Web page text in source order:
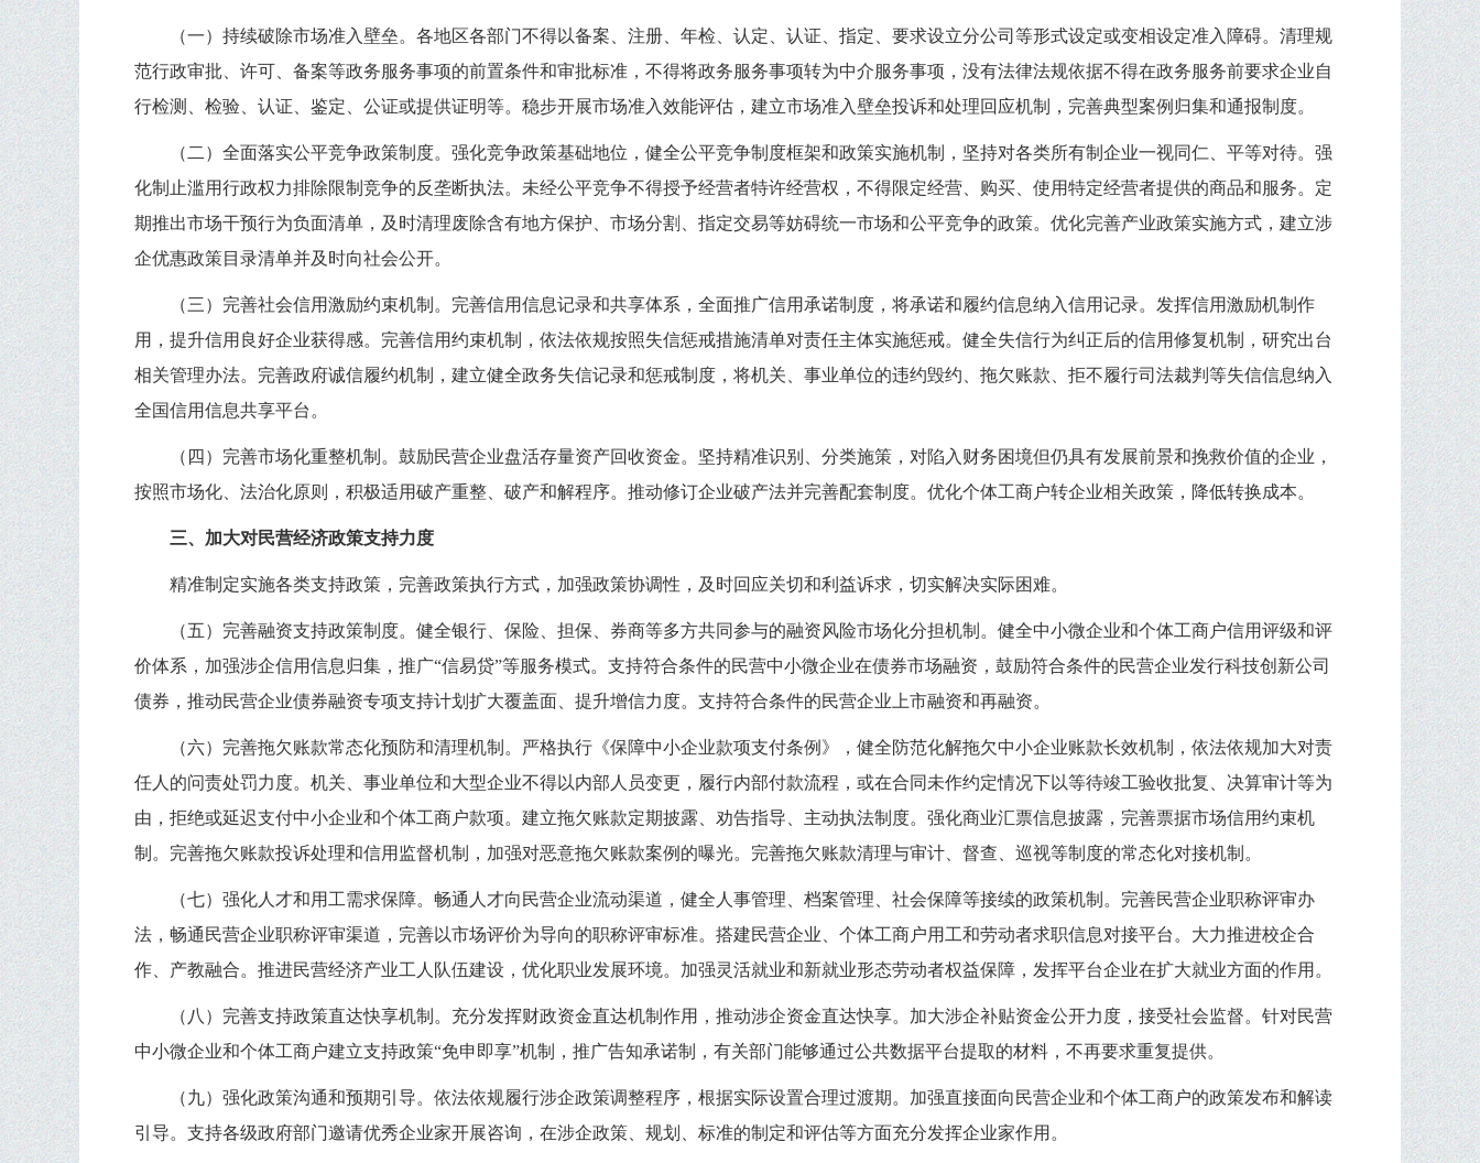
（一）持续破除市场准入壁垒。各地区各部门不得以备案、注册、年检、认定、认证、指定、要求设立分公司等形式设定或变相设定准入障碍。清理规
范行政审批、许可、备案等政务服务事项的前置条件和审批标准，不得将政务服务事项转为中介服务事项，没有法律法规依据不得在政务服务前要求企业自
行检测、检验、认证、鉴定、公证或提供证明等。稳步开展市场准入效能评估，建立市场准入壁垒投诉和处理回应机制，完善典型案例归集和通报制度。
（二）全面落实公平竞争政策制度。强化竞争政策基础地位，健全公平竞争制度框架和政策实施机制，坚持对各类所有制企业一视同仁、平等对待。强
化制止滥用行政权力排除限制竞争的反垄断执法。未经公平竞争不得授予经营者特许经营权，不得限定经营、购买、使用特定经营者提供的商品和服务。定
期推出市场干预行为负面清单，及时清理废除含有地方保护、市场分割、指定交易等妨碍统一市场和公平竞争的政策。优化完善产业政策实施方式，建立涉
企优惠政策目录清单并及时向社会公开。
（三）完善社会信用激励约束机制。完善信用信息记录和共享体系，全面推广信用承诺制度，将承诺和履约信息纳入信用记录。发挥信用激励机制作
用，提升信用良好企业获得感。完善信用约束机制，依法依规按照失信惩戒措施清单对责任主体实施惩戒。健全失信行为纠正后的信用修复机制，研究出台
相关管理办法。完善政府诚信履约机制，建立健全政务失信记录和惩戒制度，将机关、事业单位的违约毁约、拖欠账款、拒不履行司法裁判等失信信息纳入
全国信用信息共享平台。
（四）完善市场化重整机制。鼓励民营企业盘活存量资产回收资金。坚持精准识别、分类施策，对陷入财务困境但仍具有发展前景和挽救价值的企业，
按照市场化、法治化原则，积极适用破产重整、破产和解程序。推动修订企业破产法并完善配套制度。优化个体工商户转企业相关政策，降低转换成本。
三、加大对民营经济政策支持力度
精准制定实施各类支持政策，完善政策执行方式，加强政策协调性，及时回应关切和利益诉求，切实解决实际困难。
（五）完善融资支持政策制度。健全银行、保险、担保、券商等多方共同参与的融资风险市场化分担机制。健全中小微企业和个体工商户信用评级和评
价体系，加强涉企信用信息归集，推广“信易贷”等服务模式。支持符合条件的民营中小微企业在债券市场融资，鼓励符合条件的民营企业发行科技创新公司
债券，推动民营企业债券融资专项支持计划扩大覆盖面、提升增信力度。支持符合条件的民营企业上市融资和再融资。
（六）完善拖欠账款常态化预防和清理机制。严格执行《保障中小企业款项支付条例》，健全防范化解拖欠中小企业账款长效机制，依法依规加大对责
任人的问责处罚力度。机关、事业单位和大型企业不得以内部人员变更，履行内部付款流程，或在合同未作约定情况下以等待竣工验收批复、决算审计等为
由，拒绝或延迟支付中小企业和个体工商户款项。建立拖欠账款定期披露、劝告指导、主动执法制度。强化商业汇票信息披露，完善票据市场信用约束机
制。完善拖欠账款投诉处理和信用监督机制，加强对恶意拖欠账款案例的曝光。完善拖欠账款清理与审计、督查、巡视等制度的常态化对接机制。
（七）强化人才和用工需求保障。畅通人才向民营企业流动渠道，健全人事管理、档案管理、社会保障等接续的政策机制。完善民营企业职称评审办
法，畅通民营企业职称评审渠道，完善以市场评价为导向的职称评审标准。搭建民营企业、个体工商户用工和劳动者求职信息对接平台。大力推进校企合
作、产教融合。推进民营经济产业工人队伍建设，优化职业发展环境。加强灵活就业和新就业形态劳动者权益保障，发挥平台企业在扩大就业方面的作用。
（八）完善支持政策直达快享机制。充分发挥财政资金直达机制作用，推动涉企资金直达快享。加大涉企补贴资金公开力度，接受社会监督。针对民营
中小微企业和个体工商户建立支持政策“免申即享”机制，推广告知承诺制，有关部门能够通过公共数据平台提取的材料，不再要求重复提供。
（九）强化政策沟通和预期引导。依法依规履行涉企政策调整程序，根据实际设置合理过渡期。加强直接面向民营企业和个体工商户的政策发布和解读
引导。支持各级政府部门邀请优秀企业家开展咨询，在涉企政策、规划、标准的制定和评估等方面充分发挥企业家作用。